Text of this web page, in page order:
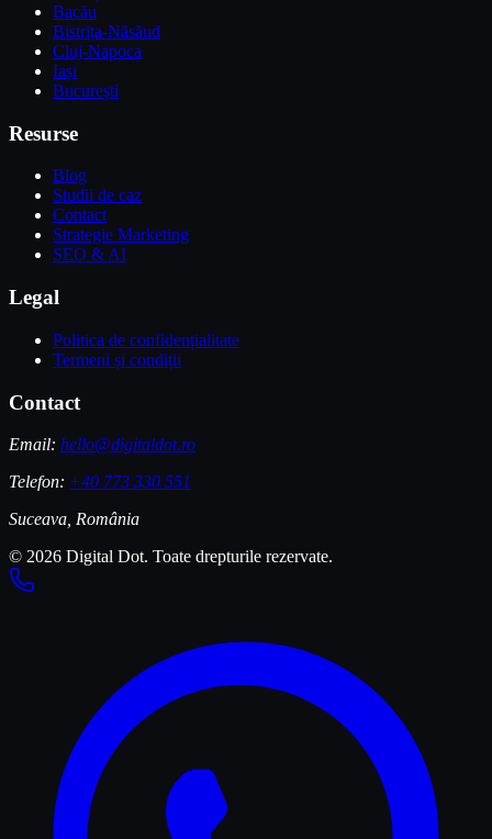
Bacău
Bistrița-Năsăud
Cluj-Napoca
Iași
București
Resurse
Blog
Studii de caz
Contact
Strategie Marketing
SEO & AI
Legal
Politica de confidențialitate
Termeni și condiții
Contact
Email: hello@digitaldot.ro
Telefon: +40 773 330 551
Suceava, România
© 2026 Digital Dot. Toate drepturile rezervate.